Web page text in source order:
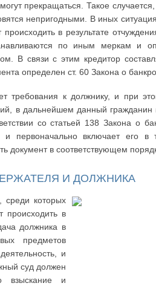
прекращаться. Такое
непригодными. В иных
в результате
по иным меркам и
В связи с этим кредитор
определен ст. 60 Закона о
требования к должнику, и при
в дальнейшем данный гражданин
со статьей 138 Закона о
первоначально включает его в
документ в соответствующем
И ДОЛЖНИКА
среди которых
происходить в
должника в
предметов
и
суд должен
взыскание и